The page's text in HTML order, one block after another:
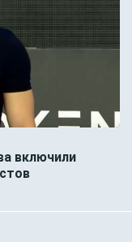
включили